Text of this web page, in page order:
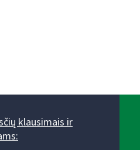
klausimais ir